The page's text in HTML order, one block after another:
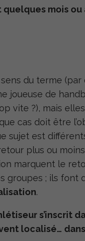
quelques mois
du terme
joueuse de
vite ?), mais
cas doit être
sujet est
plus ou
marquent le
; ils font
.
s’inscrit
localisé…